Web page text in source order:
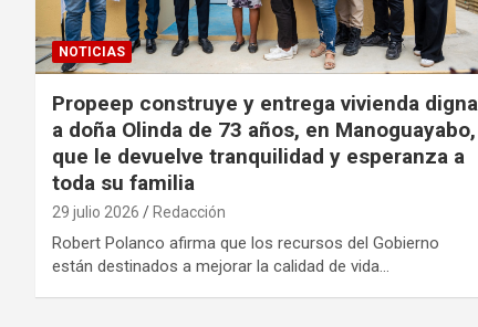
NOTICIAS
Propeep construye y entrega vivienda digna
a doña Olinda de 73 años, en Manoguayabo,
que le devuelve tranquilidad y esperanza a
toda su familia
29 julio 2026 Redacción
Robert Polanco afirma que los recursos del Gobierno
están destinados a mejorar la calidad de vida…